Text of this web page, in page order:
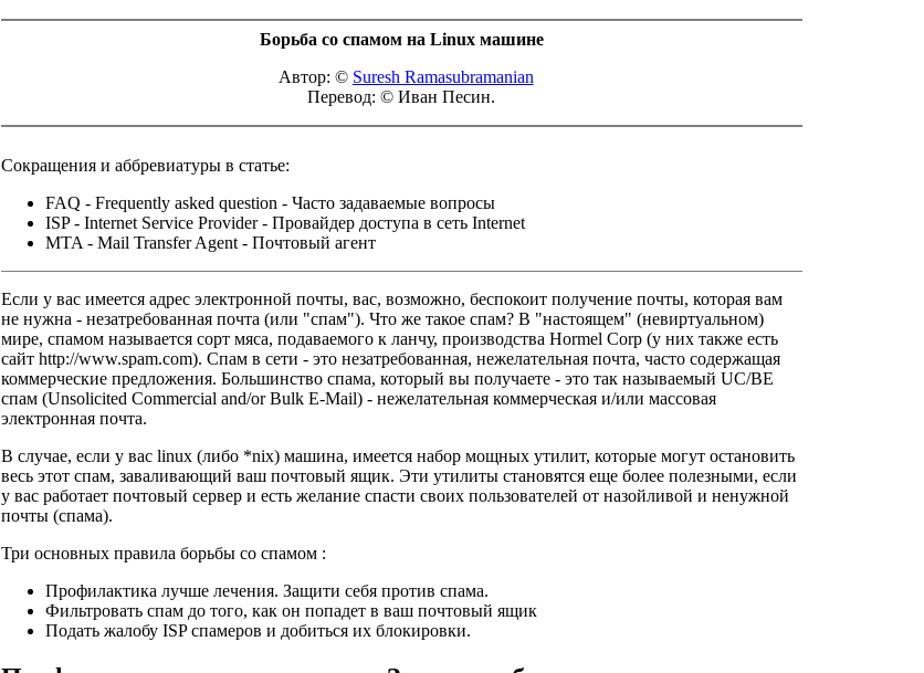
Борьба со спамом на Linux машине
Автор: © Suresh Ramasubramanian
Перевод: © Иван Песин.
Сокращения и аббревиатуры в статье:
FAQ - Frequently asked question - Часто задаваемые вопросы
ISP - Internet Service Provider - Провайдер доступа в сеть Internet
MTA - Mail Transfer Agent - Почтовый агент
Если у вас имеется адрес электронной почты, вас, возможно, беспокоит получение почты, которая вам
не нужна - незатребованная почта (или "спам"). Что же такое спам? В "настоящем" (невиртуальном)
мире, спамом называется сорт мяса, подаваемого к ланчу, производства Hormel Corp (у них также есть
сайт http://www.spam.com). Спам в сети - это незатребованная, нежелательная почта, часто содержащая
коммерческие предложения. Большинство спама, который вы получаете - это так называемый UC/BE
спам (Unsolicited Commercial and/or Bulk E-Mail) - нежелательная коммерческая и/или массовая
электронная почта.
В случае, если у вас linux (либо *nix) машина, имеется набор мощных утилит, которые могут остановить
весь этот спам, заваливающий ваш почтовый ящик. Эти утилиты становятся еще более полезными, если
у вас работает почтовый сервер и есть желание спасти своих пользователей от назойливой и ненужной
почты (спама).
Три основных правила борьбы со спамом :
Профилактика лучше лечения. Защити себя против спама.
Фильтровать спам до того, как он попадет в ваш почтовый ящик
Подать жалобу ISP спамеров и добиться их блокировки.